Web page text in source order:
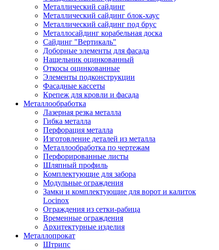
Металлический сайдинг
Металлический сайдинг блок-хаус
Металлический сайдинг под брус
Металлосайдинг корабельная доска
Сайдинг "Вертикаль"
Доборные элементы для фасада
Нащельник оцинкованный
Откосы оцинкованные
Элементы подконструкции
Фасадные кассеты
Крепеж для кровли и фасада
Металлообработка
Лазерная резка металла
Гибка металла
Перфорация металла
Изготовление деталей из металла
Металлообработка по чертежам
Перфорированные листы
Шляпный профиль
Комплектующие для забора
Модульные ограждения
Замки и комплектующие для ворот и калиток
Locinox
Ограждения из сетки-рабица
Временные ограждения
Архитектурные изделия
Металлопрокат
Штрипс